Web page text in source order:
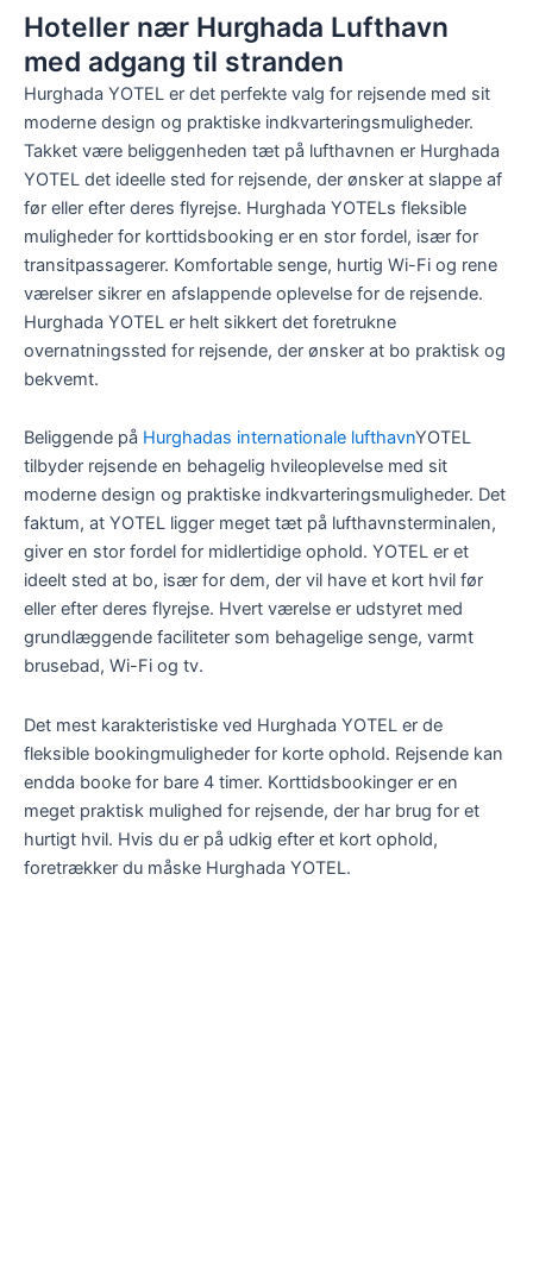
Hoteller nær Hurghada Lufthavn
med adgang til stranden
Hurghada YOTEL er det perfekte valg for rejsende med sit
moderne design og praktiske indkvarteringsmuligheder.
Takket være beliggenheden tæt på lufthavnen er Hurghada
YOTEL det ideelle sted for rejsende, der ønsker at slappe af
før eller efter deres flyrejse. Hurghada YOTELs fleksible
muligheder for korttidsbooking er en stor fordel, især for
transitpassagerer. Komfortable senge, hurtig Wi-Fi og rene
værelser sikrer en afslappende oplevelse for de rejsende.
Hurghada YOTEL er helt sikkert det foretrukne
overnatningssted for rejsende, der ønsker at bo praktisk og
bekvemt.
Beliggende på Hurghadas internationale lufthavnYOTEL
tilbyder rejsende en behagelig hvileoplevelse med sit
moderne design og praktiske indkvarteringsmuligheder. Det
faktum, at YOTEL ligger meget tæt på lufthavnsterminalen,
giver en stor fordel for midlertidige ophold. YOTEL er et
ideelt sted at bo, især for dem, der vil have et kort hvil før
eller efter deres flyrejse. Hvert værelse er udstyret med
grundlæggende faciliteter som behagelige senge, varmt
brusebad, Wi-Fi og tv.
Det mest karakteristiske ved Hurghada YOTEL er de
fleksible bookingmuligheder for korte ophold. Rejsende kan
endda booke for bare 4 timer. Korttidsbookinger er en
meget praktisk mulighed for rejsende, der har brug for et
hurtigt hvil. Hvis du er på udkig efter et kort ophold,
foretrækker du måske Hurghada YOTEL.